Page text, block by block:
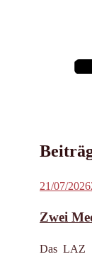
21/07/2026
Zwei
Das LAZ